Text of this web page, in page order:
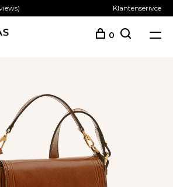
Klantenserivce
0